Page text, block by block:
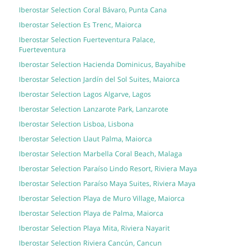
Iberostar Selection Coral Bávaro, Punta Cana
Iberostar Selection Es Trenc, Maiorca
Iberostar Selection Fuerteventura Palace,
Fuerteventura
Iberostar Selection Hacienda Dominicus, Bayahibe
Iberostar Selection Jardín del Sol Suites, Maiorca
Iberostar Selection Lagos Algarve, Lagos
Iberostar Selection Lanzarote Park, Lanzarote
Iberostar Selection Lisboa, Lisbona
Iberostar Selection Llaut Palma, Maiorca
Iberostar Selection Marbella Coral Beach, Malaga
Iberostar Selection Paraíso Lindo Resort, Riviera Maya
Iberostar Selection Paraíso Maya Suites, Riviera Maya
Iberostar Selection Playa de Muro Village, Maiorca
Iberostar Selection Playa de Palma, Maiorca
Iberostar Selection Playa Mita, Riviera Nayarit
Iberostar Selection Riviera Cancún, Cancun